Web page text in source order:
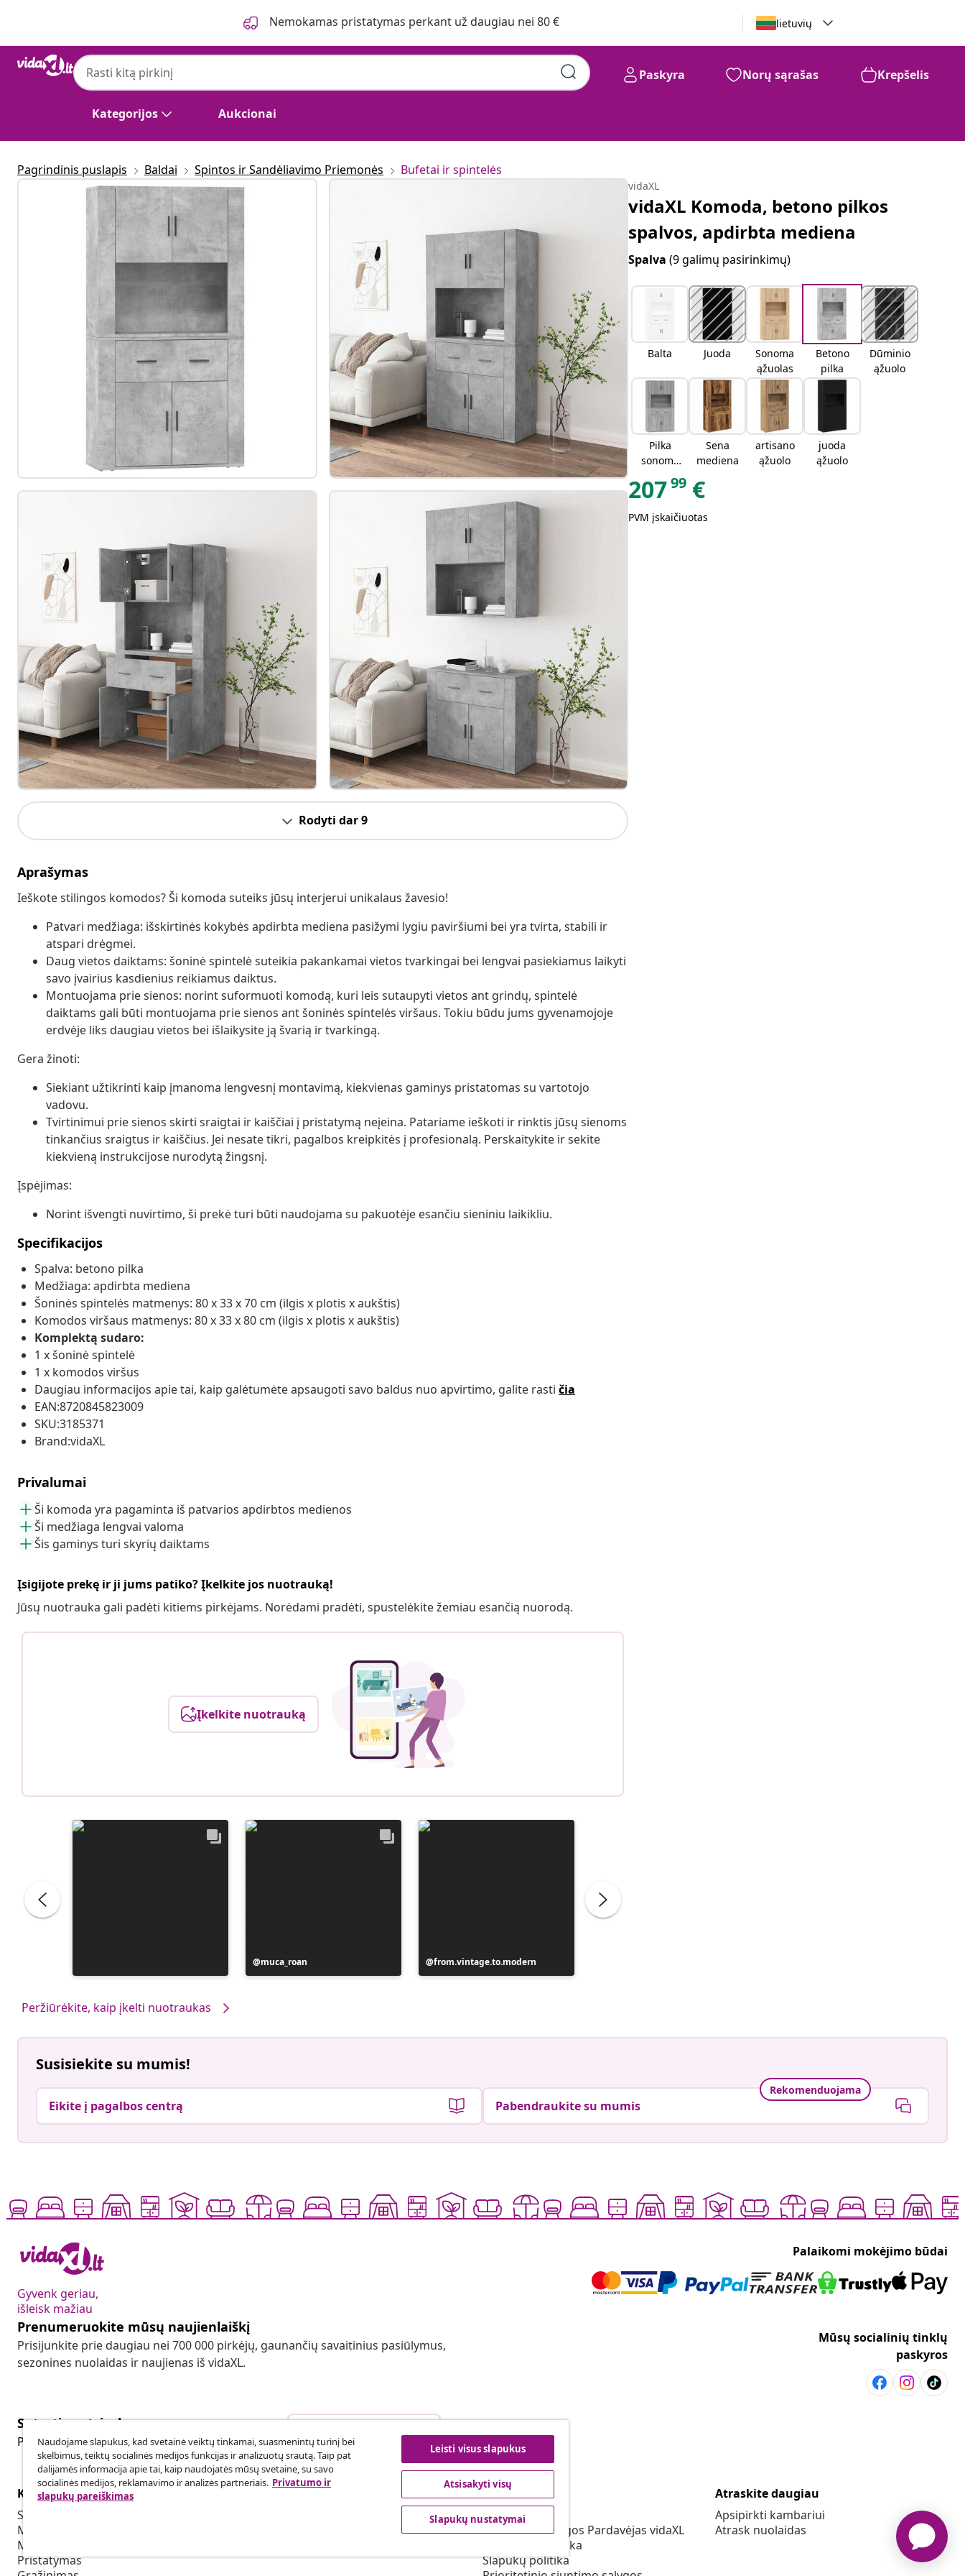
Nemokamas pristatymas perkant už daugiau nei 80 € lietuvių
Kategorijos Aukcionai
Paskyra Norų sąrašas Krepšelis
Pagrindinis puslapis Baldai Spintos ir Sandėliavimo Priemonės Bufetai ir spintelės
Rodyti dar 9
Aprašymas
Ieškote stilingos komodos? Ši komoda suteiks jūsų interjerui unikalaus žavesio!
Patvari medžiaga: išskirtinės kokybės apdirbta mediena pasižymi lygiu paviršiumi bei yra tvirta, stabili ir
atspari drėgmei.
Daug vietos daiktams: šoninė spintelė suteikia pakankamai vietos tvarkingai bei lengvai pasiekiamus laikyti
savo įvairius kasdienius reikiamus daiktus.
Montuojama prie sienos: norint suformuoti komodą, kuri leis sutaupyti vietos ant grindų, spintelė
daiktams gali būti montuojama prie sienos ant šoninės spintelės viršaus. Tokiu būdu jums gyvenamojoje
erdvėje liks daugiau vietos bei išlaikysite ją švarią ir tvarkingą.
Gera žinoti:
Siekiant užtikrinti kaip įmanoma lengvesnį montavimą, kiekvienas gaminys pristatomas su vartotojo
vadovu.
Tvirtinimui prie sienos skirti sraigtai ir kaiščiai į pristatymą neįeina. Patariame ieškoti ir rinktis jūsų sienoms
tinkančius sraigtus ir kaiščius. Jei nesate tikri, pagalbos kreipkitės į profesionalą. Perskaitykite ir sekite
kiekvieną instrukcijose nurodytą žingsnį.
Įspėjimas:
Norint išvengti nuvirtimo, ši prekė turi būti naudojama su pakuotėje esančiu sieniniu laikikliu.
Specifikacijos
Spalva: betono pilka
Medžiaga: apdirbta mediena
Šoninės spintelės matmenys: 80 x 33 x 70 cm (ilgis x plotis x aukštis)
Komodos viršaus matmenys: 80 x 33 x 80 cm (ilgis x plotis x aukštis)
Komplektą sudaro:
1 x šoninė spintelė
1 x komodos viršus
Daugiau informacijos apie tai, kaip galėtumėte apsaugoti savo baldus nuo apvirtimo, galite rasti čia
EAN:8720845823009
SKU:3185371
Brand:vidaXL
Privalumai
Ši komoda yra pagaminta iš patvarios apdirbtos medienos
Ši medžiaga lengvai valoma
Šis gaminys turi skyrių daiktams
Įsigijote prekę ir ji jums patiko? Įkelkite jos nuotrauką!
Jūsų nuotrauka gali padėti kitiems pirkėjams. Norėdami pradėti, spustelėkite žemiau esančią nuorodą.
Įkelkite nuotrauką
Įrašą
paskelbė
muca_roan
Įrašą
paskelbė
from.vintage.to.modern
Peržiūrėkite, kaip įkelti nuotraukas
vidaXL
vidaXL Komoda, betono pilkos
spalvos, apdirbta mediena
Spalva(9 galimų pasirinkimų)
Balta Juoda
Sonoma
ąžuolas
Betono
pilka
Dūminio
ąžuolo
Pilka
sonoma
ąžuolo
Sena
mediena
artisano
ąžuolo
juoda
ąžuolo
20799 €
PVM įskaičiuotas
Susisiekite su mumis!
Eikite į pagalbos centrą
Rekomenduojama
Pabendraukite su mumis
Gyvenk geriau,
išleisk mažiau
Palaikomi mokėjimo būdai
Prenumeruokite mūsų naujienlaiškį
Prisijunkite prie daugiau nei 700 000 pirkėjų, gaunančių savaitinius pasiūlymus,
sezonines nuolaidas ir naujienas iš vidaXL.
Mūsų socialinių tinklų
paskyros
Sutarties atsisakymas
Pateikite prašymą atsisakyti užsakymo.
Sutarties atsisakymas
Klientų aptarnavimas
Sekti savo užsakymą
Mano paskyra
Mokėjimas
Pristatymas
vidaXL
Apie vidaXL
Terminai ir sąlygos Pardavėjas vidaXL
Privatumo politika
Slapukų politika
Atraskite daugiau
Apsipirkti kambariui
Atrask nuolaidas
Naudojame slapukus, kad svetainė veiktų tinkamai, suasmenintų turinį bei
skelbimus, teiktų socialinės medijos funkcijas ir analizuotų srautą. Taip pat
dalijamės informacija apie tai, kaip naudojatės mūsų svetaine, su savo
socialinės medijos, reklamavimo ir analizės partneriais. Privatumo ir
slapukų pareiškimas
Leisti visus slapukus
Atsisakyti visų
Slapukų nustatymai